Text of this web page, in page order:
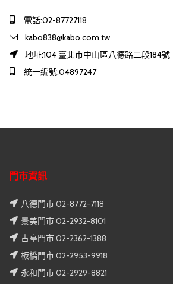
電話:02-87727118
kabo838@kabo.com.tw
地址:104 臺北市中山區八德路二段184號
統一編號:04897247
門市資訊
八德門市 02-8772-7118
景美門市 02-2932-8101
古亭門市 02-2362-1388
板橋門市 02-2953-9918
永和門市 02-2929-8821